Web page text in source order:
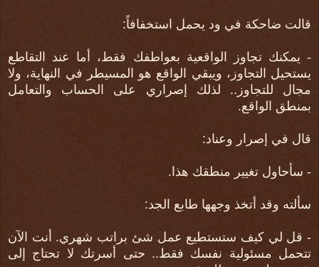
قالت ضاحكة في ود يحمل استخفافاً:
- يمكنك تجاوز الواقعية بعواطفك فقط، أما عند التقاطع
يستحيل التجاوز، ويبقي الواقع هو المسيطر في النهاية، ولا
مجال للتجاوز.. لذلك إصراري على الحساب والتعامل
بمنطق الواقع.
قال في إصرار وعناد:
- سأحاول تغيير منطقك هذا.
سألته وقد أتخذ وجهها طابع الجد:
- قل لي كيف ستستطيع عمل شئ براتب شهري. أنت الآن
تتحمل مسئولية نفسك فقط.. حتى أسرتك لا تحتاج إلى